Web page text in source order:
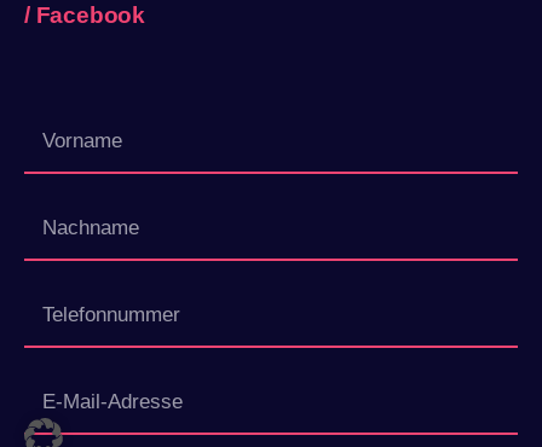
/ Facebook